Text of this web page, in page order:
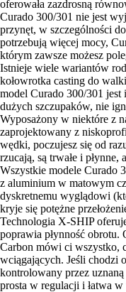
oferowała zazdrosną
Curado 300/301 nie jest
przynęt, w szczególności
potrzebują więcej mocy,
którym zawsze możesz
Istnieje wiele wariantów
kołowrotka casting do
model Curado 300/301 jest
dużych szczupaków, nie
Wyposażony w niektóre z
zaprojektowany z
wędki, poczujesz się od
rzucają, są trwałe i
Wszystkie modele Curado
z aluminium w matowym
dyskretnemu wyglądowi
kryje się potężne
Technologia X-SHIP
poprawia płynność obrotu.
Carbon mówi ci wszystko,
wciągających. Jeśli chodzi
kontrolowany przez
prosta w regulacji i łatwa